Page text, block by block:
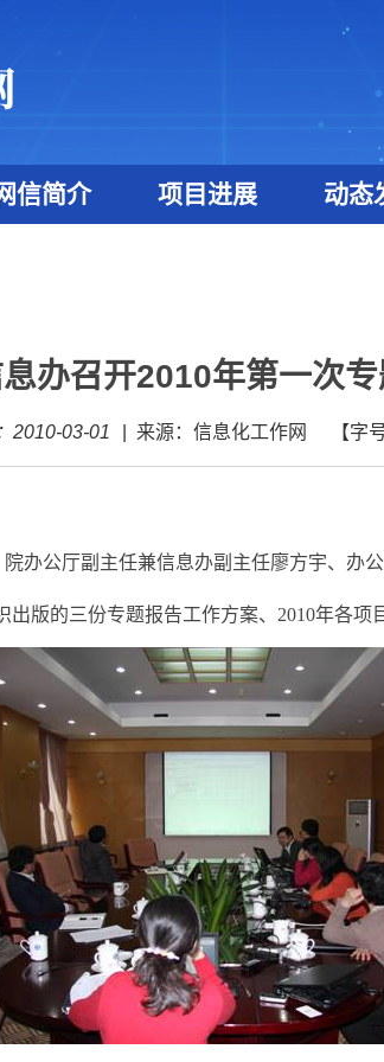
信简介 项目进展 动态
息办召开2010年第一次
2010-03-01 来源：信息化工作网 【字
办公厅副主任兼信息办副主任廖方宇、办
版的三份专题报告工作方案、2010年各项